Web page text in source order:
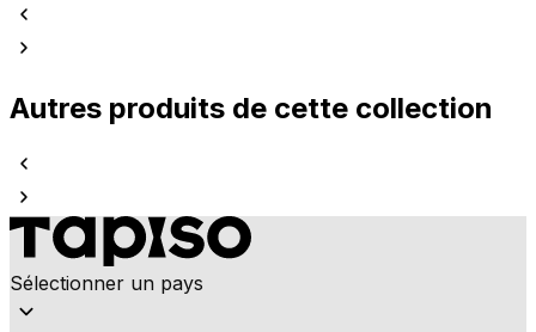
Autres produits de cette collection
Sélectionner un pays